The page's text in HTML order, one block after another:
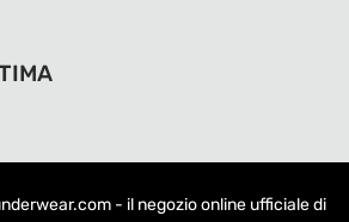
- il negozio online ufficiale di